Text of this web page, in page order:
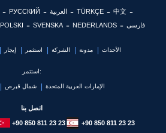
РУССКИЙ العربية TÜRKÇE
中文
POLSKI SVENSKA NEDERLANDS فارسی
إيجار استثمر الشركة مدونة الأحداث
استثمر:
شمال قبرص الإمارات العربية المتحدة
اتصل بنا
+90 850 811 23 23 +90 850 811 23 23